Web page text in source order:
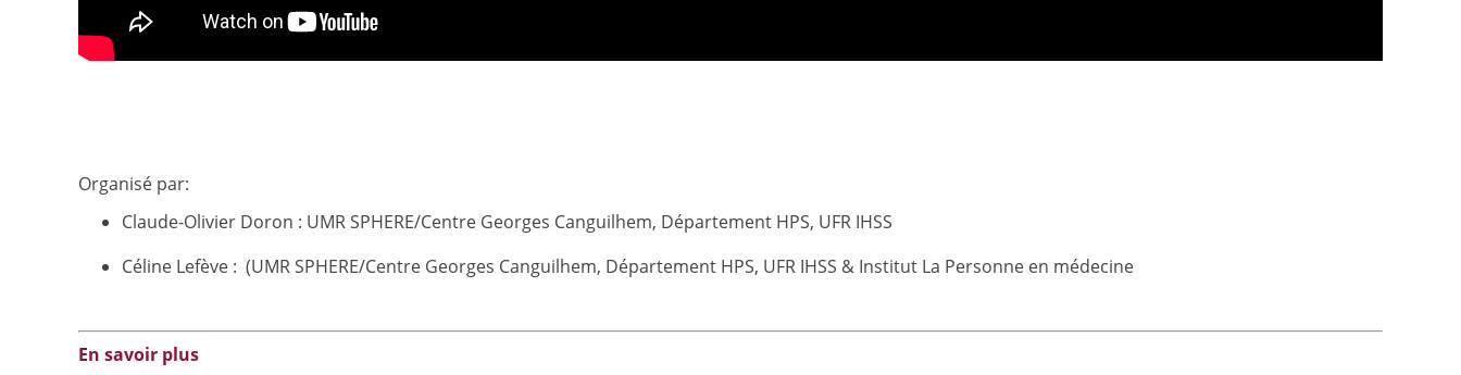
Organisé par:
Claude-Olivier Doron : UMR SPHERE/Centre Georges Canguilhem, Département HPS, UFR IHSS
Céline Lefève : (UMR SPHERE/Centre Georges Canguilhem, Département HPS, UFR IHSS & Institut La Personne en médecine
En savoir plus